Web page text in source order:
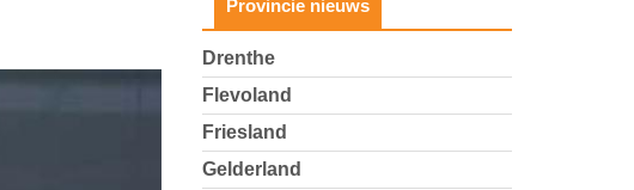
Provincie nieuws
Drenthe
Flevoland
Friesland
Gelderland